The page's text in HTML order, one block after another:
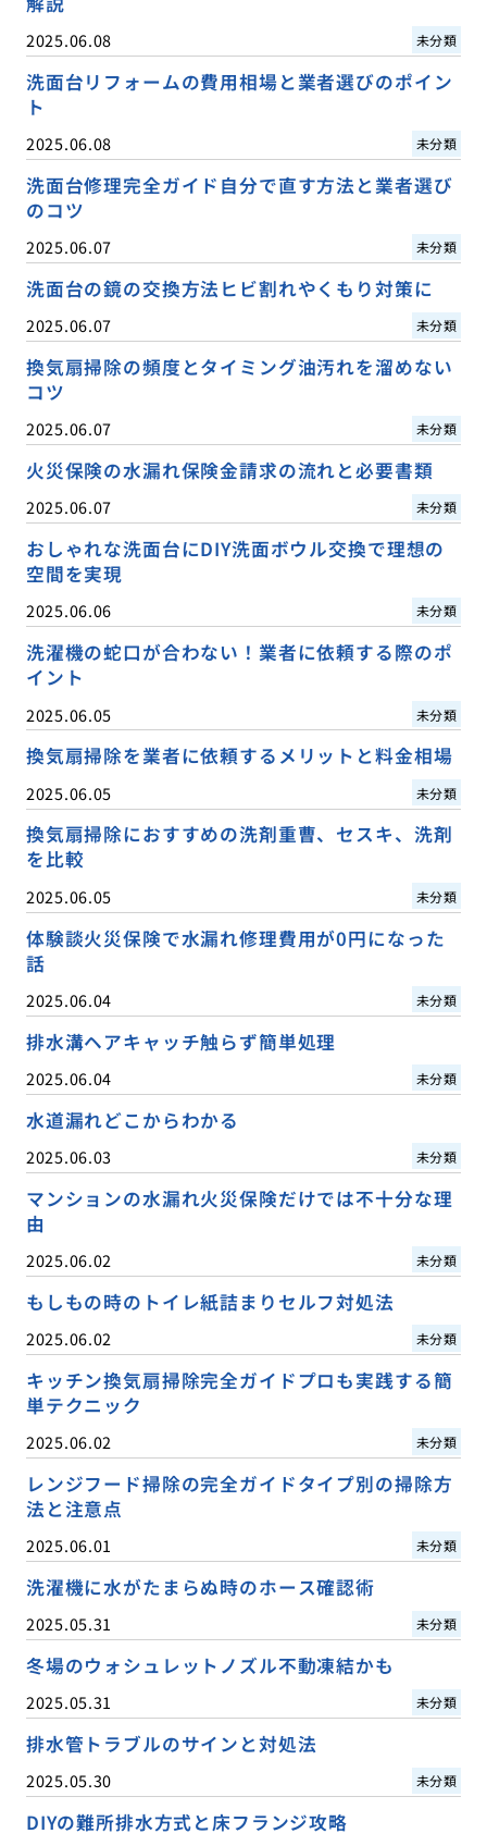
2025.06.08 未分類
洗面台リフォームの費用相場と業者選びのポイン
ト
2025.06.08 未分類
洗面台修理完全ガイド自分で直す方法と業者選び
のコツ
2025.06.07 未分類
洗面台の鏡の交換方法ヒビ割れやくもり対策に
2025.06.07 未分類
換気扇掃除の頻度とタイミング油汚れを溜めない
コツ
2025.06.07 未分類
火災保険の水漏れ保険金請求の流れと必要書類
2025.06.07 未分類
おしゃれな洗面台にDIY洗面ボウル交換で理想の
空間を実現
2025.06.06 未分類
洗濯機の蛇口が合わない！業者に依頼する際のポ
イント
2025.06.05 未分類
換気扇掃除を業者に依頼するメリットと料金相場
2025.06.05 未分類
換気扇掃除におすすめの洗剤重曹、セスキ、洗剤
を比較
2025.06.05 未分類
体験談火災保険で水漏れ修理費用が0円になった
話
2025.06.04 未分類
排水溝ヘアキャッチ触らず簡単処理
2025.06.04 未分類
水道漏れどこからわかる
2025.06.03 未分類
マンションの水漏れ火災保険だけでは不十分な理
由
2025.06.02 未分類
もしもの時のトイレ紙詰まりセルフ対処法
2025.06.02 未分類
キッチン換気扇掃除完全ガイドプロも実践する簡
単テクニック
2025.06.02 未分類
レンジフード掃除の完全ガイドタイプ別の掃除方
法と注意点
2025.06.01 未分類
洗濯機に水がたまらぬ時のホース確認術
2025.05.31 未分類
冬場のウォシュレットノズル不動凍結かも
2025.05.31 未分類
排水管トラブルのサインと対処法
2025.05.30 未分類
DIYの難所排水方式と床フランジ攻略